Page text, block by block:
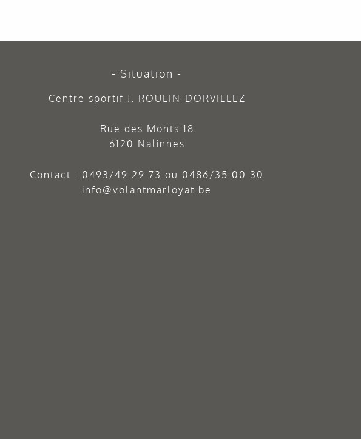
Situation
Centre sportif J. ROULIN-DORVILLEZ
Rue des Monts 18
6120 Nalinnes
Contact : 0493/49 29 73 ou 0486/35 00 30
info@volantmarloyat.be